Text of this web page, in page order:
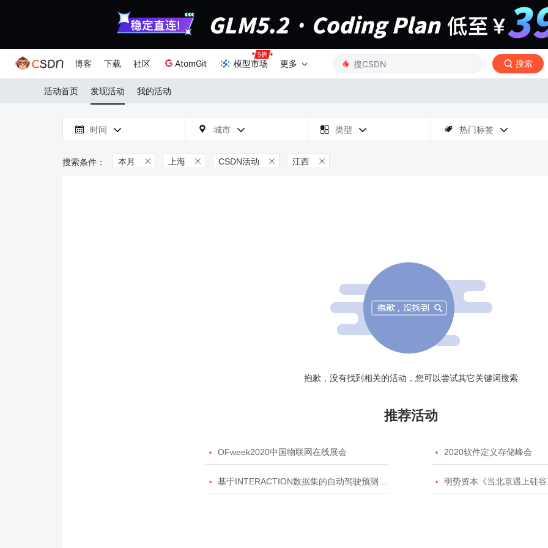
博客 下载 社区 AtomGit 模型市场 更多 搜索
活动首页 发现活动 我的活动
 时间   城市   类型   热门标签 
本月  上海  CSDN活动  江西 
抱歉，没有找到相关的活动，您可以尝试其它关键词搜索
推荐活动
 OFweek2020中国物联网在线展会  2020软件定义存储峰会
 基于INTERACTION数据集的自动驾驶预测模型挑战赛  明势资本《当北京遇上硅谷》系列